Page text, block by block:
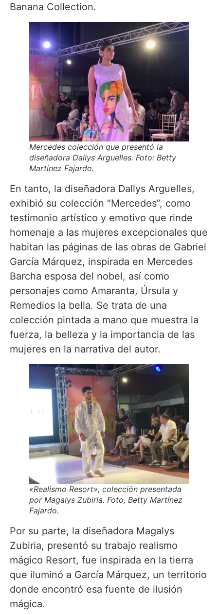
Banana Collection.
Mercedes colección que presentó la
diseñadora Dallys Arguelles. Foto: Betty
Martínez Fajardo.
En tanto, la diseñadora Dallys Arguelles,
exhibió su colección “Mercedes”, como
testimonio artístico y emotivo que rinde
homenaje a las mujeres excepcionales que
habitan las páginas de las obras de Gabriel
García Márquez, inspirada en Mercedes
Barcha esposa del nobel, así como
personajes como Amaranta, Úrsula y
Remedios la bella. Se trata de una
colección pintada a mano que muestra la
fuerza, la belleza y la importancia de las
mujeres en la narrativa del autor.
«Realismo Resort», colección presentada
por Magalys Zubiria. Foto, Betty Martínez
Fajardo.
Por su parte, la diseñadora Magalys
Zubiria, presentó su trabajo realismo
mágico Resort, fue inspirada en la tierra
que iluminó a García Márquez, un territorio
donde encontró esa fuente de ilusión
mágica.